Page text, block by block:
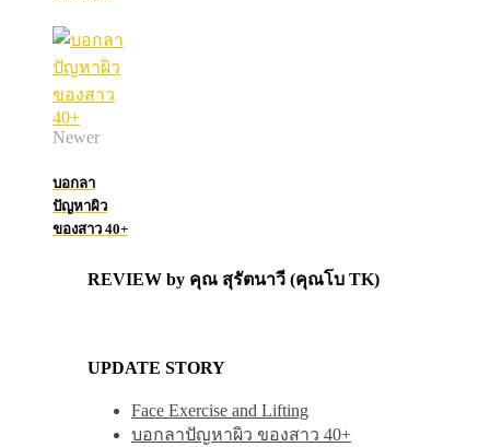
Newer
บอกลา
ปัญหาผิว
ของสาว 40+
REVIEW by คุณ สุรัตนาวี (คุณโบ TK)
UPDATE STORY
Face Exercise and Lifting
บอกลาปัญหาผิว ของสาว 40+